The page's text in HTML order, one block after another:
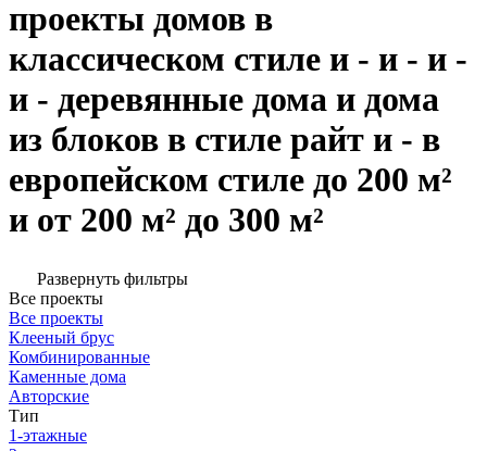
проекты домов в
классическом стиле и - и - и -
и - деревянные дома и дома
из блоков в стиле райт и - в
европейском стиле до 200 м²
и от 200 м² до 300 м²
Развернуть фильтры
Все проекты
Все проекты
Клееный брус
Комбинированные
Каменные дома
Авторские
Тип
1-этажные